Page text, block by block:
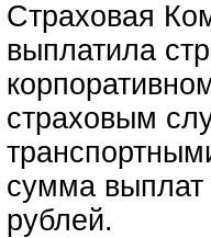
Страховая
выплатила
страховым
сумма
рублей.